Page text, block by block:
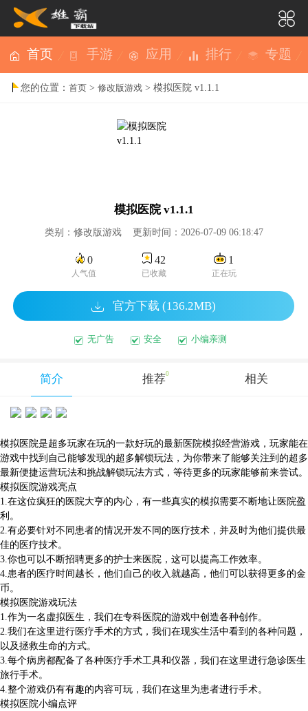
首页 手游 应用 排行 专题
您的位置：首页 >修改版游戏 > 模拟医院 v1.1.1
模拟医院 v1.1.1
类别：修改版游戏 更新时间：2026-07-09 06:18:47
0
人气值
42
已收藏
1
正在玩
官方下载 (136.2MB)
无广告 安全 小编亲测
简介 推荐0 相关
模拟医院是超多玩家在玩的一款好玩的最新医院模拟经营游戏，玩家能在
游戏中找到自己能够发现的超多解锁玩法，为你带来了能够关注到的超多
最新便捷运营玩法和挑战解锁玩法方式，等待更多的玩家能够前来尝试。
模拟医院游戏亮点
1.在这位疯狂的医院大亨的内心，有一些真实的模拟需要不断地让医院盈
利。
2.有必要针对不同患者的情况开发不同的医疗技术，并及时为他们提供最
佳的医疗技术。
3.你也可以不断招聘更多的护士来医院，这可以提高工作效率。
4.患者的医疗时间越长，他们自己的收入就越高，他们可以获得更多的金
币。
模拟医院游戏玩法
1.作为一名虚拟医生，我们在专科医院的游戏中创造各种创作。
2.我们在这里进行医疗手术的方式，我们在现实生活中看到的各种问题，
以及拯救生命的方式。
3.每个病房都配备了各种医疗手术工具和仪器，我们在这里进行急诊医生
旅行手术。
4.整个游戏仍有有趣的内容可玩，我们在这里为患者进行手术。
模拟医院小编点评